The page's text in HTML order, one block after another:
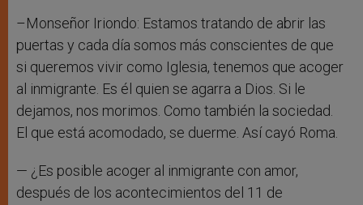
–Monseñor Iriondo: Estamos tratando de abrir las
puertas y cada día somos más conscientes de que
si queremos vivir como Iglesia, tenemos que acoger
al inmigrante. Es él quien se agarra a Dios. Si le
dejamos, nos morimos. Como también la sociedad.
El que está acomodado, se duerme. Así cayó Roma.
— ¿Es posible acoger al inmigrante con amor,
después de los acontecimientos del 11 de